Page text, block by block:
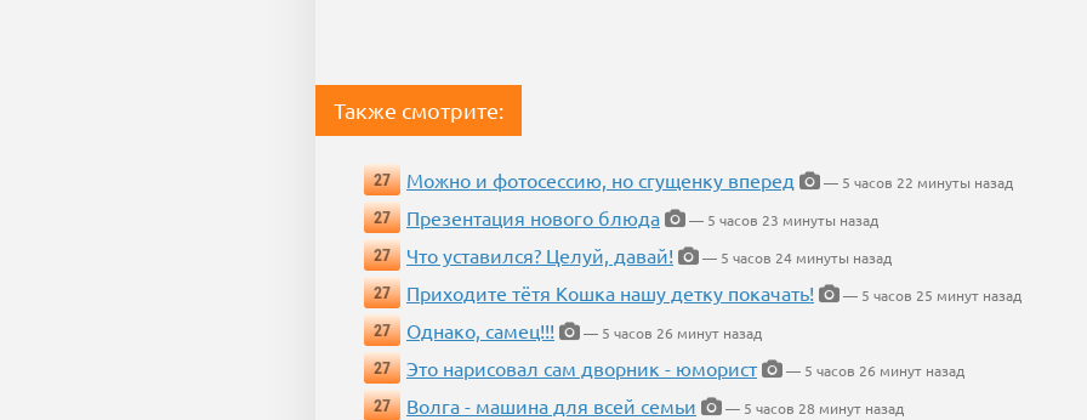
Также смотрите:
27 Можно и фотосессию, но сгущенку вперед
— 5 часов 22 минуты назад
27
Презентация нового блюда
— 5 часов 23 минуты назад
27
Что уставился? Целуй, давай!
— 5 часов 24 минуты назад
27
Приходите тётя Кошка нашу детку покачать!
— 5 часов 25 минут назад
27
Однако, самец!!!
— 5 часов 26 минут назад
27
Это нарисовал сам дворник - юморист
— 5 часов 26 минут назад
27
Волга - машина для всей семьи
— 5 часов 28 минут назад